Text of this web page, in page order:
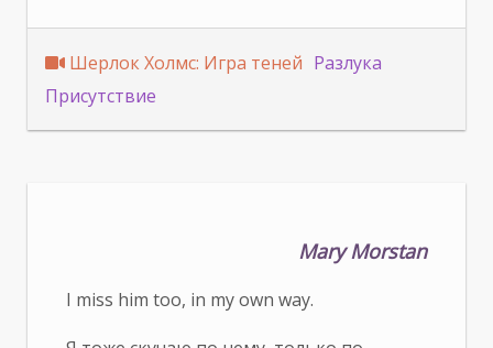
Шерлок Холмс: Игра теней Разлука
Присутствие
Mary Morstan
I miss him too, in my own way.